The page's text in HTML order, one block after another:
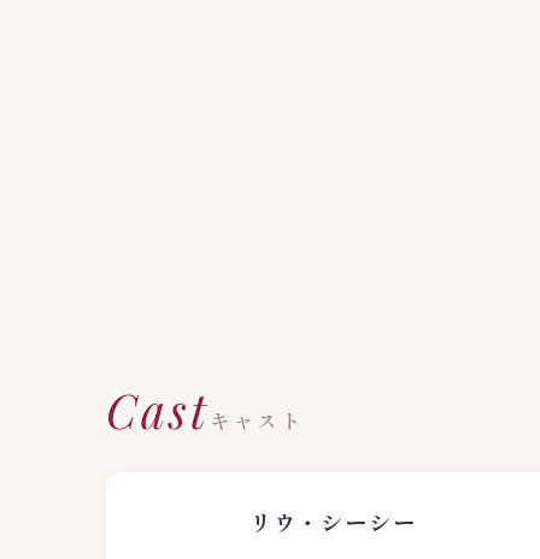
Castキャスト
リウ・シーシー